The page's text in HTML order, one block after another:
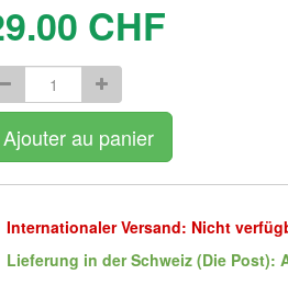
CHF
Ajouter au panier
Internationaler Versand: Nicht
Lieferung in der Schweiz (Die Post):